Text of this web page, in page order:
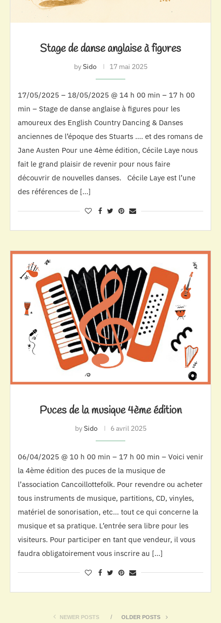
Stage de danse anglaise à figures
bySido 17 mai 2025
17/05/2025 – 18/05/2025 @ 14 h 00 min – 17 h 00
min – Stage de danse anglaise à figures pour les
amoureux des English Country Dancing & Danses
anciennes de l’époque des Stuarts …. et des romans de
Jane Austen Pour une 4ème édition, Cécile Laye nous
fait le grand plaisir de revenir pour nous faire
découvrir de nouvelles danses. Cécile Laye est l’une
des références de […]
Puces de la musique 4ème édition
bySido 6 avril 2025
06/04/2025 @ 10 h 00 min – 17 h 00 min – Voici venir
la 4ème édition des puces de la musique de
l’association Cancoillottefolk. Pour revendre ou acheter
tous instruments de musique, partitions, CD, vinyles,
matériel de sonorisation, etc… tout ce qui concerne la
musique et sa pratique. L’entrée sera libre pour les
visiteurs. Pour participer en tant que vendeur, il vous
faudra obligatoirement vous inscrire au […]
NEWER POSTS OLDER POSTS